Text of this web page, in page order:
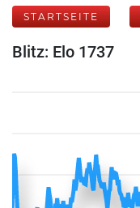
STARTSEITE
Blitz: Elo 1737